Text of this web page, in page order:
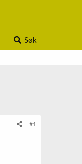
Søk
#1